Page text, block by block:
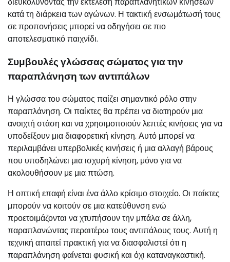
κατά τη διάρκεια των αγώνων. Η τακτική ενσωμάτωσή τους
σε προπονήσεις μπορεί να οδηγήσει σε πιο
αποτελεσματικό παιχνίδι.
Συμβουλές γλώσσας σώματος για την
παραπλάνηση των αντιπάλων
Η γλώσσα του σώματος παίζει σημαντικό ρόλο στην
παραπλάνηση. Οι παίκτες θα πρέπει να διατηρούν μια
ανοιχτή στάση και να χρησιμοποιούν λεπτές κινήσεις για να
υποδείξουν μια διαφορετική κίνηση. Αυτό μπορεί να
περιλαμβάνει υπερβολικές κινήσεις ή μια αλλαγή βάρους
που υποδηλώνει μια ισχυρή κίνηση, μόνο για να
ακολουθήσουν με μια πτώση.
Η οπτική επαφή είναι ένα άλλο κρίσιμο στοιχείο. Οι παίκτες
μπορούν να κοιτούν σε μια κατεύθυνση ενώ
προετοιμάζονται να χτυπήσουν την μπάλα σε άλλη,
παραπλανώντας περαιτέρω τους αντιπάλους τους. Αυτή η
τεχνική απαιτεί πρακτική για να διασφαλιστεί ότι η
παραπλάνηση φαίνεται φυσική και όχι καταναγκαστική.